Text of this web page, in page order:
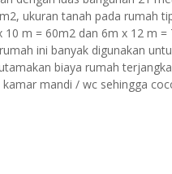
ukuran tanah pada rumah
10 m = 60m2 dan 6m x 12 m
ini banyak digunakan
biaya rumah
mandi / wc sehingga